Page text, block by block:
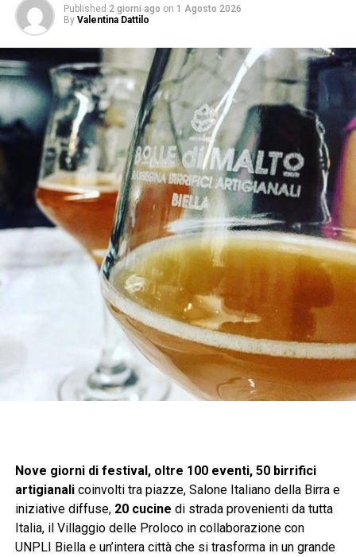
Published 2 giorni ago on 1 Agosto 2026
By Valentina Dattilo
Nove giorni di festival, oltre 100 eventi, 50 birrifici
artigianalicoinvolti tra piazze, Salone Italiano della Birra e
iniziative diffuse,20 cucine di strada provenienti da tutta
Italia, il Villaggio delle Proloco in collaborazione con
UNPLI Biella e un’intera città che si trasforma in un grande